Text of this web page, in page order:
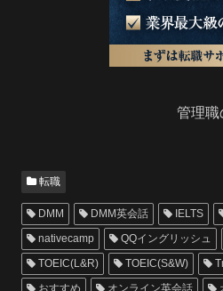
管理職
転職
DMM DMM英会話 IELTS
nativecamp
QQイングリッシュ
TOEIC(L&R)
TOEIC(S&W)
おすすめ
オンライン英会話